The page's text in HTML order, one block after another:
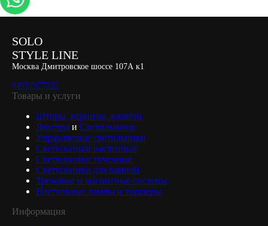
SOLO
STYLE LINE
Москва Дмитровское шоссе 107А к1
84951977330
Товары и услуги
Шторы, карнизы, жалюзи
Люстры и Светильники
Управляемые светильники
Светильники настенные
Светильники точечные
Светильники для ванной
Трековые и магнитные системы
Настольные лампы и торшеры
Информация